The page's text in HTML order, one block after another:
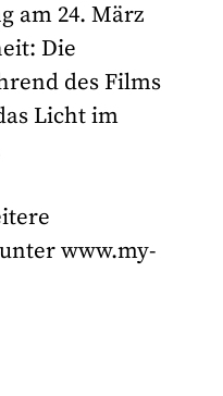
am 24. März
Die
des Films
Licht im
www.my-